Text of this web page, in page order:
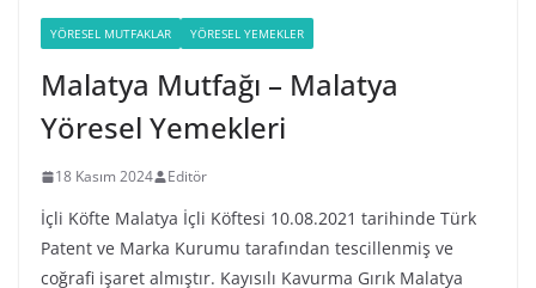
YÖRESEL MUTFAKLAR YÖRESEL YEMEKLER
Malatya Mutfağı – Malatya
Yöresel Yemekleri
18 Kasım 2024 Editör
İçli Köfte Malatya İçli Köftesi 10.08.2021 tarihinde Türk
Patent ve Marka Kurumu tarafından tescillenmiş ve
coğrafi işaret almıştır. Kayısılı Kavurma Gırık Malatya